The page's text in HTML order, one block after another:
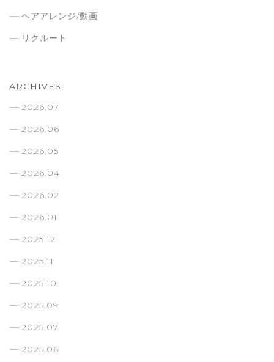
ヘアアレンジ/動画
リクルート
ARCHIVES
2026.07
2026.06
2026.05
2026.04
2026.02
2026.01
2025.12
2025.11
2025.10
2025.09
2025.07
2025.06